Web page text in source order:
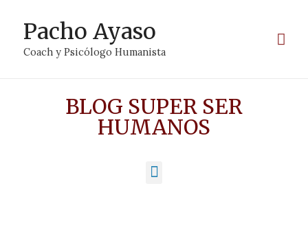
Pacho Ayaso
Coach y Psicólogo Humanista
BLOG SUPER SER
HUMANOS